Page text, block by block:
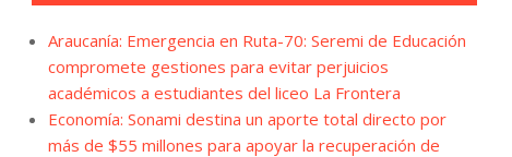
Araucanía: Emergencia en Ruta-70: Seremi de Educación
compromete gestiones para evitar perjuicios
académicos a estudiantes del liceo La Frontera
Economía: Sonami destina un aporte total directo por
más de $55 millones para apoyar la recuperación de